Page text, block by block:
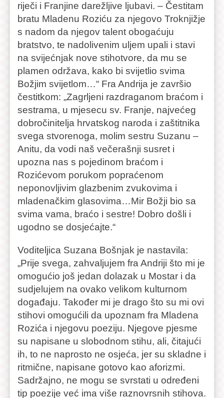
riječi i Franjine darežljive ljubavi. – Čestitam
bratu Mladenu Roziću za njegovo Troknjižje
s nadom da njegov talent obogaćuju
bratstvo, te nadolivenim uljem upali i stavi
na svijećnjak nove stihotvore, da mu se
plamen održava, kako bi svijetlio svima
Božjim svijetlom…“ Fra Andrija je završio
čestitkom: „Zagrljeni razdraganom braćom i
sestrama, u mjesecu sv. Franje, najvećeg
dobročinitelja hrvatskog naroda i zaštitnika
svega stvorenoga, molim sestru Suzanu –
Anitu, da vodi naš večerašnji susret i
upozna nas s pojedinom braćom i
Rozićevom porukom popraćenom
neponovljivim glazbenim zvukovima i
mladenačkim glasovima…Mir Božji bio sa
svima vama, braćo i sestre! Dobro došli i
ugodno se dosjećajte.“
Voditeljica Suzana Bošnjak je nastavila:
„Prije svega, zahvaljujem fra Andriji što mi je
omogućio još jedan dolazak u Mostar i da
sudjelujem na ovako velikom kulturnom
događaju. Također mi je drago što su mi ovi
stihovi omogućili da upoznam fra Mladena
Rozića i njegovu poeziju. Njegove pjesme
su napisane u slobodnom stihu, ali, čitajući
ih, to ne naprosto ne osjeća, jer su skladne i
ritmične, napisane gotovo kao aforizmi.
Sadržajno, ne mogu se svrstati u određeni
tip poezije već ima više raznovrsnih stihova.